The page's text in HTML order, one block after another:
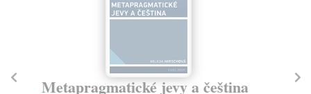
Metapragmatické jevy a čeština